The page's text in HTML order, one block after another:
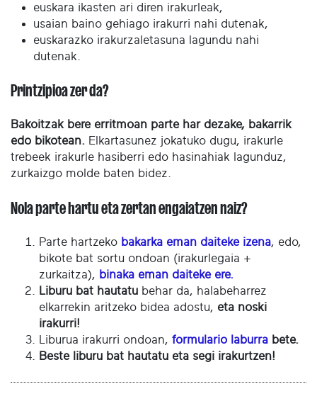
euskara ikasten ari diren irakurleak,
usaian baino gehiago irakurri nahi dutenak,
euskarazko irakurzaletasuna lagundu nahi
dutenak.
Printzipioa zer da?
Bakoitzak bere erritmoan parte har dezake, bakarrik
edo bikotean. Elkartasunez jokatuko dugu, irakurle
trebeek irakurle hasiberri edo hasinahiak lagunduz,
zurkaizgo molde baten bidez.
Nola parte hartu eta zertan engaiatzen naiz?
Parte hartzeko bakarka eman daiteke izena, edo,
bikote bat sortu ondoan (irakurlegaia +
zurkaitza), binaka eman daiteke ere.
Liburu bat hautatu behar da, halabeharrez
elkarrekin aritzeko bidea adostu, eta noski
irakurri!
Liburua irakurri ondoan, formulario laburra bete.
Beste liburu bat hautatu eta segi irakurtzen!